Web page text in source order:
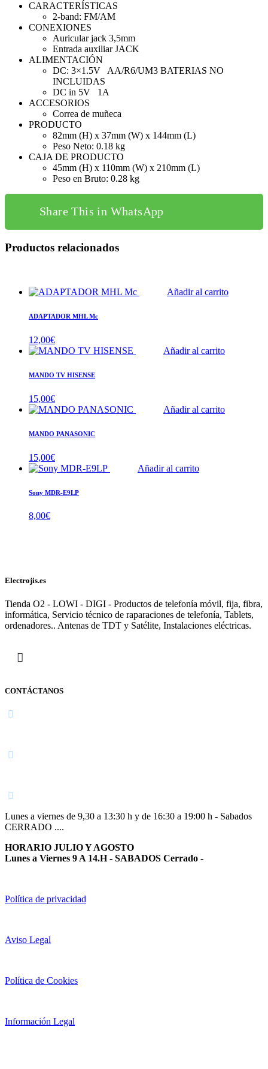
CARACTERÍSTICAS
2-band: FM/AM
CONEXIONES
Auricular jack 3,5mm
Entrada auxiliar JACK
ALIMENTACIÓN
DC: 3×1.5V AA/R6/UM3 BATERIAS NO
INCLUIDAS
DC in 5V 1A
ACCESORIOS
Correa de muñeca
PRODUCTO
82mm (H) x 37mm (W) x 144mm (L)
Peso Neto: 0.18 kg
CAJA DE PRODUCTO
45mm (H) x 110mm (W) x 210mm (L)
Peso en Bruto: 0.28 kg
Share This in WhatsApp
Productos relacionados
Añadir al carrito
ADAPTADOR MHL Mc
12,00€
Añadir al carrito
MANDO TV HISENSE
15,00€
Añadir al carrito
MANDO PANASONIC
15,00€
Añadir al carrito
Sony MDR-E9LP
8,00€
Electrojis.es
Tienda O2 - LOWI - DIGI - Productos de telefonía móvil, fija, fibra,
informática, Servicio técnico de raparaciones de telefonía, Tablets,
ordenadores.. Antenas de TDT y Satélite, Instalaciones eléctricas.
CONTÁCTANOS
Lunes a viernes de 9,30 a 13:30 h y de 16:30 a 19:00 h - Sabados
CERRADO ....
HORARIO JULIO Y AGOSTO
Lunes a Viernes 9 A 14.H - SABADOS Cerrado -
Política de privacidad
Aviso Legal
Política de Cookies
Información Legal